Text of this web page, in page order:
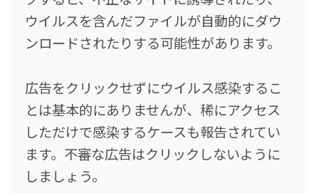
ウイルスを含んだファイルが自動的にダウ
ンロードされたりする可能性があります。
広告をクリックせずにウイルス感染するこ
とは基本的にありませんが、稀にアクセス
しただけで感染するケースも報告されてい
ます。不審な広告はクリックしないように
しましょう。